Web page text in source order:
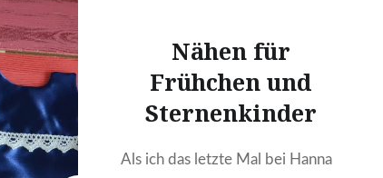
Nähen für
Frühchen und
Sternenkinder
Als ich das letzte Mal bei Hanna